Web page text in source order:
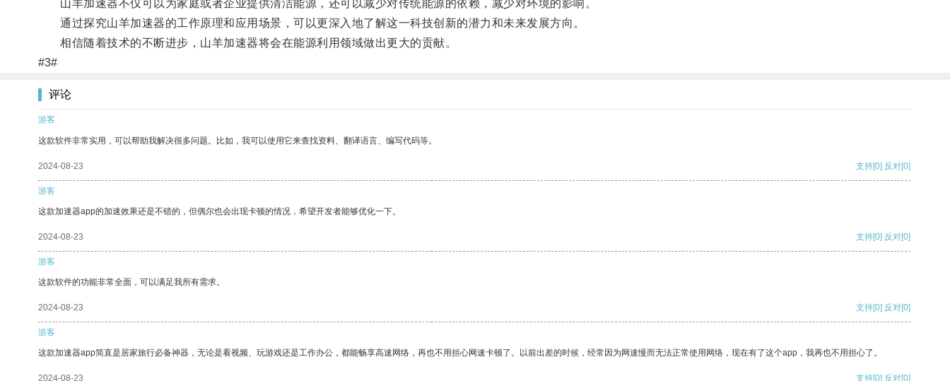
山羊加速器不仅可以为家庭或者企业提供清洁能源，还可以减少对传统能源的依赖，减少对环境的影响。
通过探究山羊加速器的工作原理和应用场景，可以更深入地了解这一科技创新的潜力和未来发展方向。
相信随着技术的不断进步，山羊加速器将会在能源利用领域做出更大的贡献。
#3#
评论
游客
这款软件非常实用，可以帮助我解决很多问题。比如，我可以使用它来查找资料、翻译语言、编写代码等。
2024-08-23 支持[0] 反对[0]
游客
这款加速器app的加速效果还是不错的，但偶尔也会出现卡顿的情况，希望开发者能够优化一下。
2024-08-23 支持[0] 反对[0]
游客
这款软件的功能非常全面，可以满足我所有需求。
2024-08-23 支持[0] 反对[0]
游客
这款加速器app简直是居家旅行必备神器，无论是看视频、玩游戏还是工作办公，都能畅享高速网络，再也不用担心网速卡顿了。以前出差的时候，经常因为网速慢而无法正常使用网络，现在有了这个app，我再也不用担心了。
2024-08-23 支持[0] 反对[0]